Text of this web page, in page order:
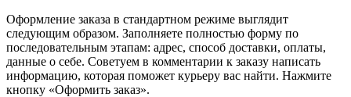
Оформление заказа в стандартном режиме выглядит
следующим образом. Заполняете полностью форму по
последовательным этапам: адрес, способ доставки, оплаты,
данные о себе. Советуем в комментарии к заказу написать
информацию, которая поможет курьеру вас найти. Нажмите
кнопку «Оформить заказ».